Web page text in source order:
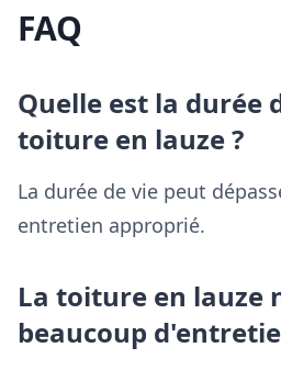
FAQ
Quelle est la durée
toiture en lauze ?
La durée de vie peut
entretien approprié.
La toiture en lauze
beaucoup